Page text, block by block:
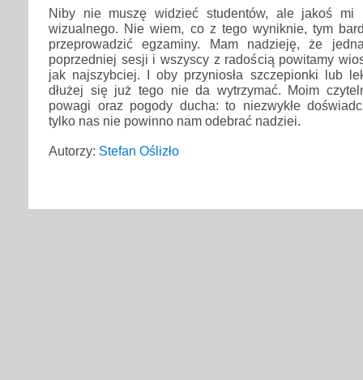
Niby nie muszę widzieć studentów, ale jakoś mi
wizualnego. Nie wiem, co z tego wyniknie, tym
przeprowadzić egzaminy. Mam nadzieję, że
poprzedniej sesji i wszyscy z radością powitamy
jak najszybciej. I oby przyniosła szczepionki lub
dłużej się już tego nie da wytrzymać. Moim
powagi oraz pogody ducha: to niezwykłe
tylko nas nie powinno nam odebrać nadziei.
Autorzy: Stefan Oślizło